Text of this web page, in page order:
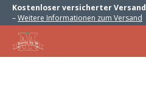
Kostenloser versicherter Versand
–Weitere Informationen zum Versand